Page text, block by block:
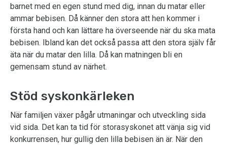
barnet med en egen stund med dig, innan du matar eller
ammar bebisen. Då känner den stora att hen kommer i
första hand och kan lättare ha överseende när du ska mata
bebisen. Ibland kan det också passa att den stora själv får
äta när du matar den lilla. Då kan matningen bli en
gemensam stund av närhet.
Stöd syskonkärleken
När familjen växer pågår utmaningar och utveckling sida
vid sida. Det kan ta tid för storasyskonet att vänja sig vid
konkurrensen, hur gullig den lilla bebisen än är. När den